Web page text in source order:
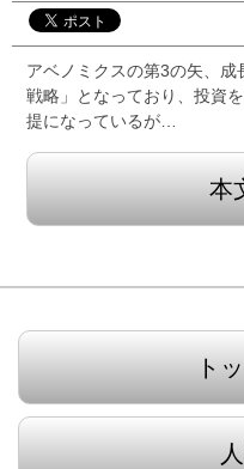
アベノミクスの第3の矢、
戦略」となっており、投資
提になっているが…
本
ト